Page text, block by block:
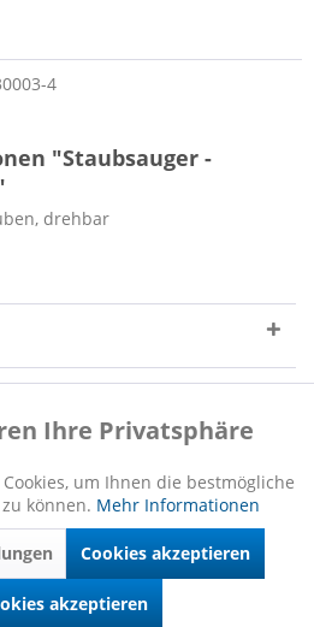
4
"Staubsauger -
drehbar
zzgl.
wenn nicht anders beschrieben
Aktiv
Inaktiv
Inaktiv
Ihre Privatsphäre
um Ihnen die bestmögliche
können. Mehr Informationen
Cookies akzeptieren
akzeptieren